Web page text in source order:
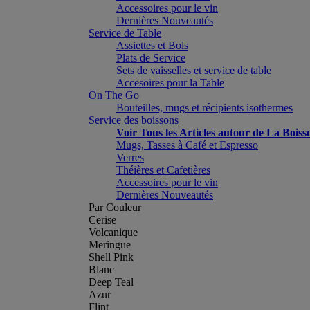
Accessoires pour le vin
Dernières Nouveautés
Service de Table
Assiettes et Bols
Plats de Service
Sets de vaisselles et service de table
Accesoires pour la Table
On The Go
Bouteilles, mugs et récipients isothermes
Service des boissons
Voir Tous les Articles autour de La
Mugs, Tasses à Café et Espresso
Verres
Théières et Cafetières
Accessoires pour le vin
Dernières Nouveautés
Par Couleur
Cerise
Volcanique
Meringue
Shell Pink
Blanc
Deep Teal
Azur
Flint